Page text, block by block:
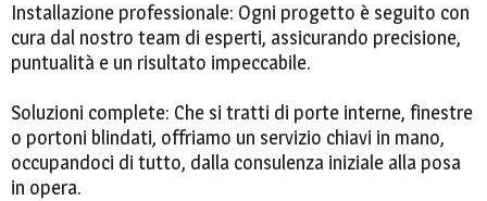
Installazione professionale: Ogni progetto è seguito con
cura dal nostro team di esperti, assicurando precisione,
puntualità e un risultato impeccabile.
Soluzioni complete: Che si tratti di porte interne, finestre
o portoni blindati, offriamo un servizio chiavi in mano,
occupandoci di tutto, dalla consulenza iniziale alla posa
in opera.